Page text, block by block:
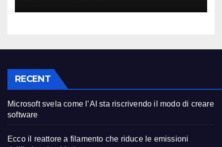
RECENT
Microsoft svela come l’AI sta riscrivendo il modo di creare
software
Ecco il reattore a filamento che riduce le emissioni